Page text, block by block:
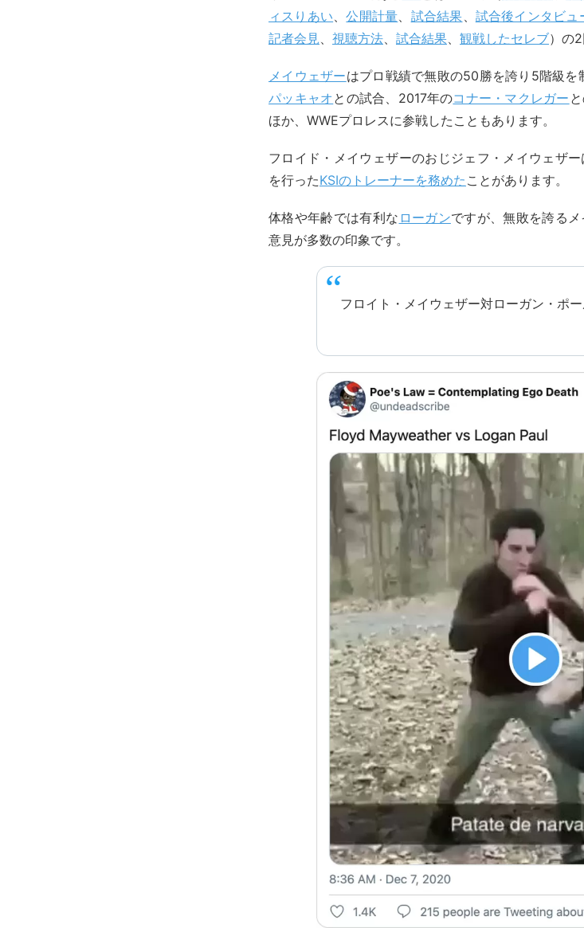
ィスりあい 、公開計量 試合結果 試合後インタビュ
記者会見
視聴方法 試合結果 観戦したセレブ）の
メイウェザーはプロ戦績で無敗の50勝を誇り5階級
パッキャオ との試合、2017年のコナー・マクレガー
ほか、WWEプロレスに参戦したこともあります。
フロイド・メイウェザーのおじジェフ・メイウェザ
を行ったKSIのトレーナーを務めた ことがあります。
体格や年齢では有利な ローガンですが、無敗を誇る
意見が多数の印象です。
フロイト・メイウェザー対ローガン・ポ